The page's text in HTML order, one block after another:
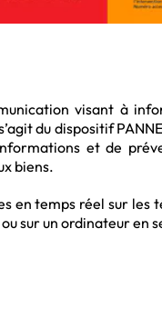
visant à
du dispositif
et de
biens.
en temps réel sur
sur un ordinateur en